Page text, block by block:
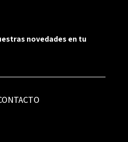
novedades en tu